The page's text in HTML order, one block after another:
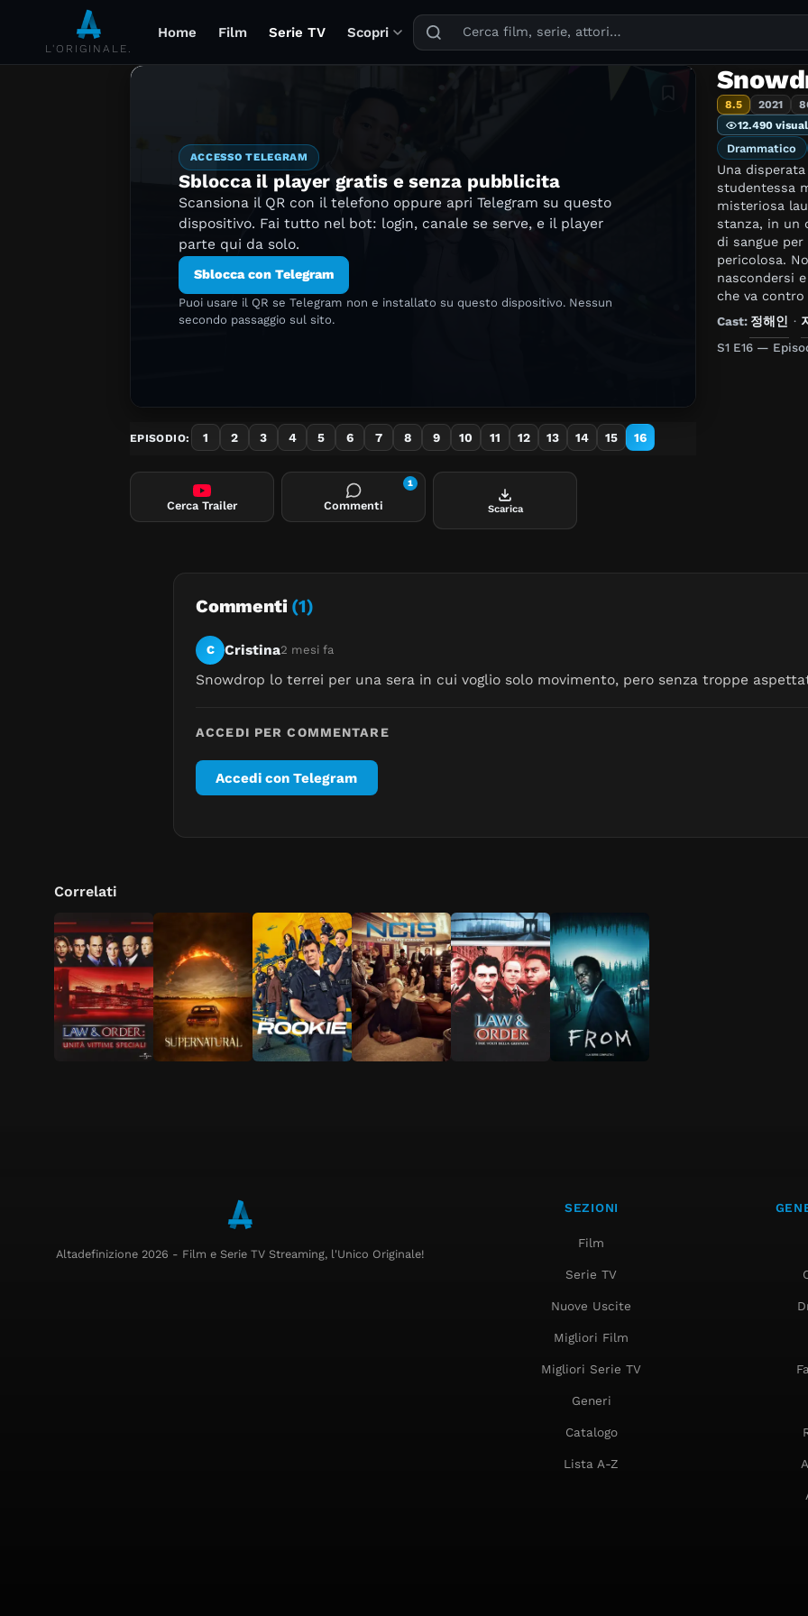
L'ORIGINALE.
Home Film Serie TV Scopri
Puoi cercare film, serie TV, attori, registi, generi e
ACCESSO TELEGRAM
Sblocca il player gratis e senza pubblicita
Scansiona il QR con il telefono oppure apri Telegram su questo
dispositivo. Fai tutto nel bot: login, canale se serve, e il player
parte qui da solo.
Sblocca con Telegram
Puoi usare il QR se Telegram non e installato su questo dispositivo. Nessun
secondo passaggio sul sito.
Aggiungi in lista
EPISODIO: 1 2 3 4 5 6 7 8 9 10 11 12 13 14 15 16
8.5 2021
12.490
Drammatico
Una
studentessa
misteriosa
stanza, in un
di sangue
pericolosa. Nonostante la stretta sorveglianza, lo aiuta a
nascondersi
che va contro
Cast: 정해인 ·
S1 E16 —
Cerca Trailer Commenti
1
Scarica
Commenti (1)
C Cristina2 mesi fa
Snowdrop lo terrei per una sera in cui voglio solo movimento, pero senza troppe
ACCEDI PER COMMENTARE
Accedi con Telegram
Correlati
Altadefinizione 2026 - Film e Serie TV Streaming, l'Unico Originale!
SEZIONI
Film
Serie TV
Nuove Uscite
Migliori Film
Migliori Serie TV
Generi
Catalogo
Lista A-Z